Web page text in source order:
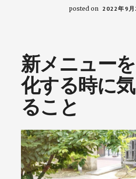
posted on 2022年9月
新メニュー
化する時に
ること